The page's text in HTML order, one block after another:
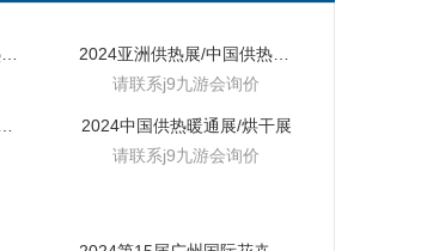
2024亚洲供热展/中国供热暖通展
请联系j9九游会询价
2024中国供热暖通展/烘干展
请联系j9九游会询价